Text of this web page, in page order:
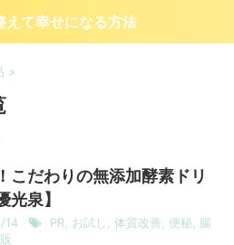
えて幸せになる方法
>
こだわりの無添加酵素ドリ
光泉】
14 PR お試し 体質改善 便秘 腸